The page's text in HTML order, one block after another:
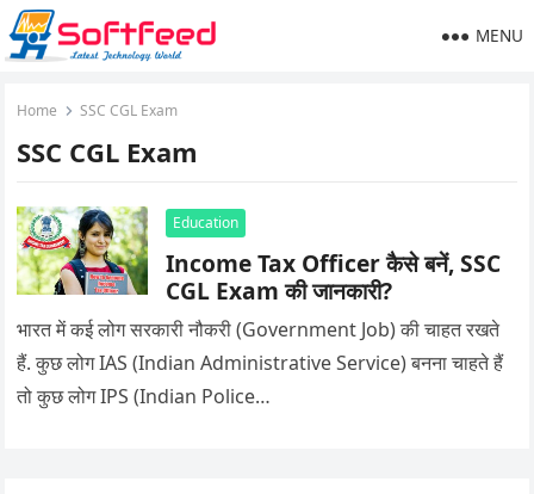
MENU
Home SSC CGL Exam
SSC CGL Exam
Education
Income Tax Officer कैसे बनें, SSC
CGL Exam की जानकारी?
भारत में कई लोग सरकारी नौकरी (Government Job) की चाहत रखते
हैं. कुछ लोग IAS (Indian Administrative Service) बनना चाहते हैं
तो कुछ लोग IPS (Indian Police…